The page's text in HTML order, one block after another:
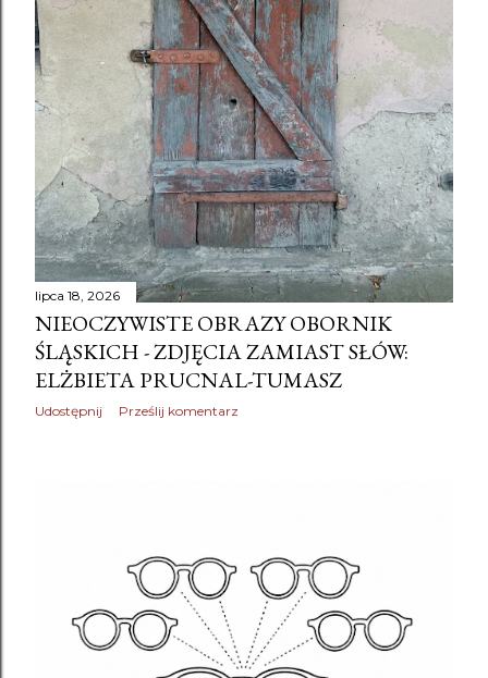
lipca 18, 2026
NIEOCZYWISTE OBRAZY OBORNIK
ŚLĄSKICH - ZDJĘCIA ZAMIAST SŁÓW:
ELŻBIETA PRUCNAL-TUMASZ
Udostępnij Prześlij komentarz